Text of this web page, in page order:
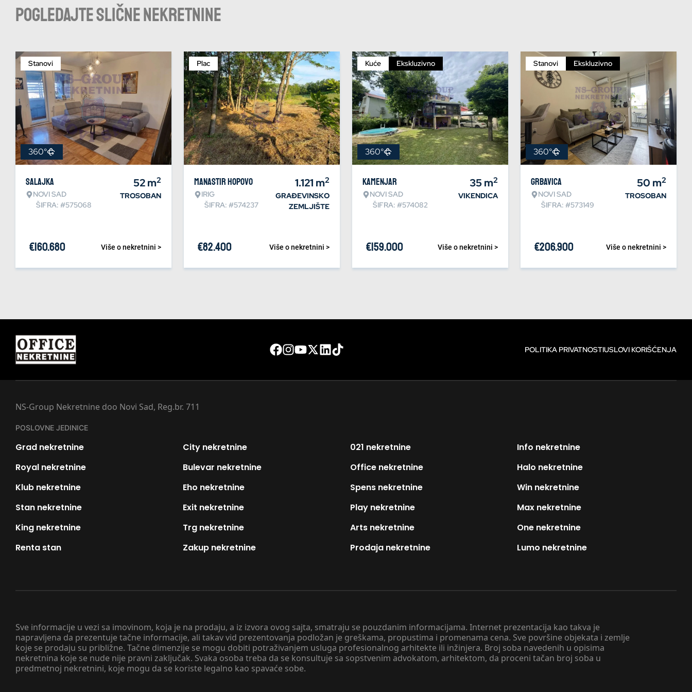
Pogledajte slične nekretnine
Stanovi
360°
Salajka
NOVI SAD
ŠIFRA: #575068
52m2
TROSOBAN
Više o nekretnini >
€160.680
Plac
Manastir Hopovo
IRIG
ŠIFRA: #574237
1.121 m2
GRAĐEVINSKO
ZEMLJIŠTE
Više o nekretnini >
€82.400
Kuće Ekskluzivno
360°
Kamenjar
NOVI SAD
ŠIFRA: #574082
35m2
VIKENDICA
Više o nekretnini >
€159.000
Stanovi Ekskluzivno
360°
Grbavica
NOVI SAD
ŠIFRA: #573149
50 m2
TROSOBAN
Više o nekretnini >
€206.900
POLITIKA PRIVATNOSTIUSLOVI KORIŠĆENJA
Sve informacije u vezi sa imovinom, koja je na prodaju, a iz izvora ovog sajta, smatraju se pouzdanim informacijama. Internet prezentacija kao takva je
napravljena da prezentuje tačne informacije, ali takav vid prezentovanja podložan je greškama, propustima i promenama cena. Sve površine objekata i zemlje
koje se prodaju su približne. Tačne dimenzije se mogu dobiti potraživanjem usluga profesionalnog arhitekte ili inžinjera. Broj soba navedenih u opisima
nekretnina koje se nude nije pravni zaključak. Svaka osoba treba da se konsultuje sa sopstvenim advokatom, arhitektom, da proceni tačan broj soba u
predmetnoj nekretnini, koje mogu da se koriste legalno kao spavaće sobe.
NS-Group Nekretnine doo Novi Sad, Reg.br. 711
POSLOVNE JEDINICE
Grad nekretnine City nekretnine 021 nekretnine
Info nekretnine
Royal nekretnine
Bulevar nekretnine Office nekretnine
Halo nekretnine
Klub nekretnine
Eho nekretnine Spens nekretnine
Win nekretnine
Stan nekretnine
Exit nekretnine Play nekretnine
Max nekretnine
King nekretnine
Trg nekretnine Arts nekretnine
One nekretnine
Renta stan
Zakup nekretnine Prodaja nekretnine Lumo nekretnine